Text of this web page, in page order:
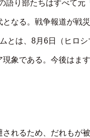
り部たちはすべて元
なる。戦争報道が戦
とは、8月6日（ヒロ
象である。今後はま
れるため、だれもが